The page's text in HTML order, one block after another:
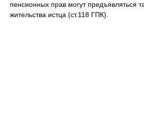
пенсионных прав могут предъявляться
жительства истца (ст.118 ГПК).